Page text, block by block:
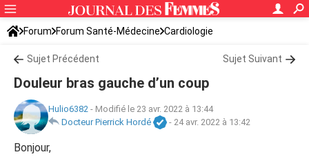
Forum Forum Santé-Médecine Cardiologie
Sujet Précédent Sujet Suivant
Douleur bras gauche d’un coup
Hulio6382 - Modifié le 23 avr. 2022 à 13:44
Docteur Pierrick Hordé
- 24 avr. 2022 à 13:42
Bonjour,